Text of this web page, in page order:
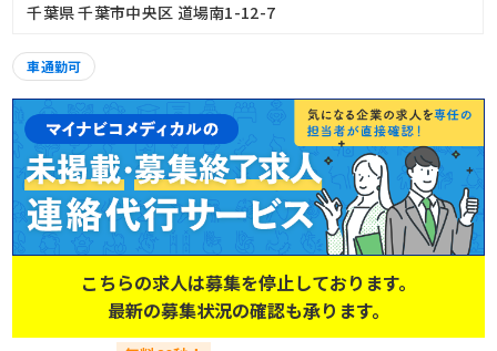
千葉県 千葉市中央区 道場南1-12-7
車通勤可
こちらの求人は募集を停止しております。
最新の募集状況の確認も承ります。